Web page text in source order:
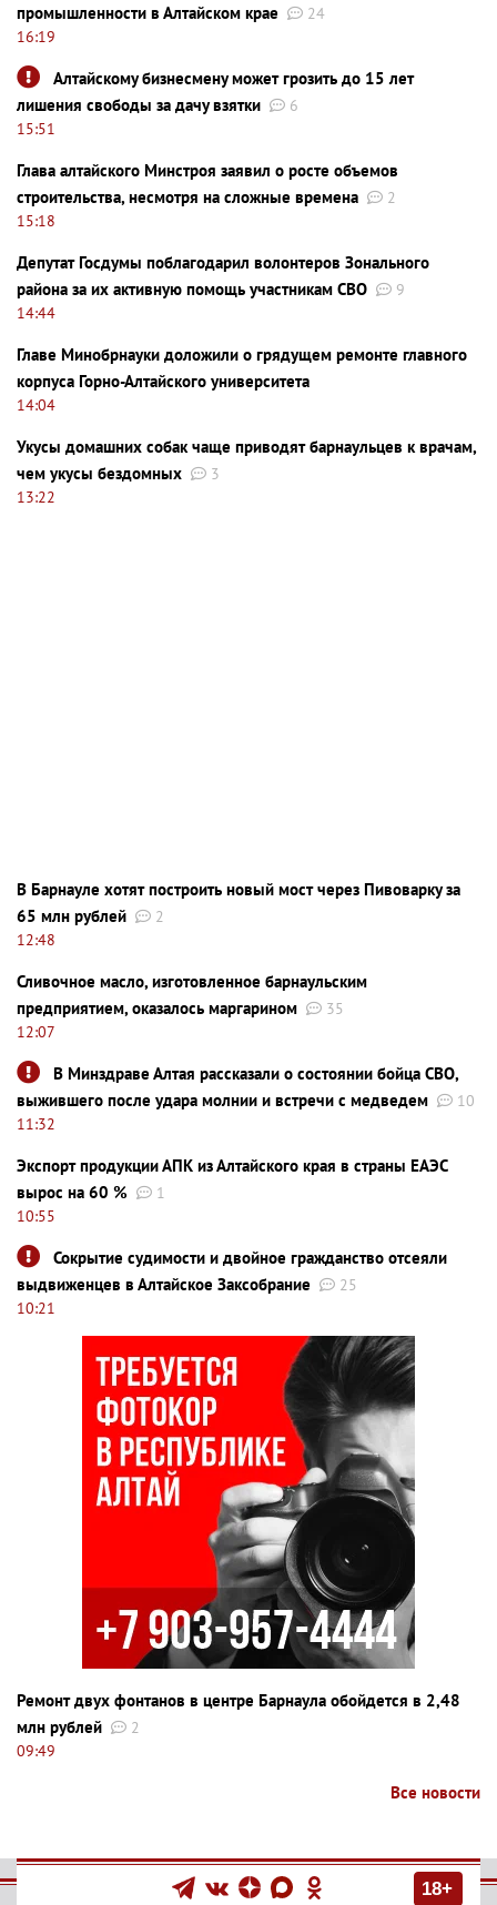
промышленности в Алтайском крае
24
16:19
Алтайскому бизнесмену может грозить до 15 лет
лишения свободы за дачу взятки
6
15:51
Глава алтайского Минстроя заявил о росте объемов
строительства, несмотря на сложные времена
2
15:18
Депутат Госдумы поблагодарил волонтеров Зонального
района за их активную помощь участникам СВО
9
14:44
Главе Минобрнауки доложили о грядущем ремонте главного
корпуса Горно-Алтайского университета
14:04
Укусы домашних собак чаще приводят барнаульцев к врачам,
чем укусы бездомных
3
13:22
В Барнауле хотят построить новый мост через Пивоварку за
65 млн рублей
2
12:48
Сливочное масло, изготовленное барнаульским
предприятием, оказалось маргарином
35
12:07
В Минздраве Алтая рассказали о состоянии бойца СВО,
выжившего после удара молнии и встречи с медведем
10
11:32
Экспорт продукции АПК из Алтайского края в страны ЕАЭС
вырос на 60 %
1
10:55
Сокрытие судимости и двойное гражданство отсеяли
выдвиженцев в Алтайское Заксобрание
25
10:21
Ремонт двух фонтанов в центре Барнаула обойдется в 2,48
млн рублей
2
09:49
Все новости
18+